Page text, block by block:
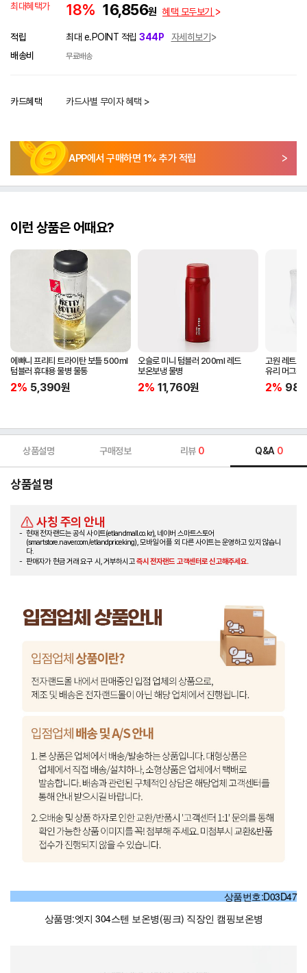
최대혜택가
18% 16,856원 혜택 모두보기
적립 최대 e.POINT 적립 344P
자세히보기
배송비
무료배송
카드혜택 카드사별 무이자 혜택 >
APP에서 구매하면 1% 추가 적립
이런 상품은 어때요?
에빠니 프리티 트라이탄 보틀 500ml
텀블러 휴대용 물병 물통
2% 5,390원
오슬로 미니 텀블러 200ml 레드
보온보냉 물병
2% 11,760원
고원 레트
유리 머그잔
2% 980
상품설명 구매정보 리뷰 0 Q&A 0
상품설명
사칭 주의 안내
현재 전자랜드는 공식 사이트(etlandmall.co.kr), 네이버 스마트스토어
(smartstore.naver.com/etlandpriceking), 모바일 어플 외 다른 사이트는 운영하고 있지 않습니
다.
판매자가 현금 거래 요구 시, 거부하시고즉시 전자랜드 고객센터로 신고해주세요.
상품번호:D03D47
상품명:엣지 304스텐 보온병(핑크) 직장인 캠핑보온병